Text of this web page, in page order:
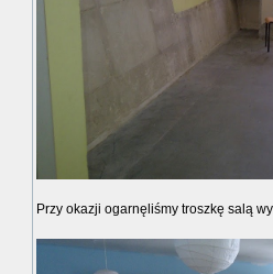
Przy okazji ogarnęliśmy troszkę salą